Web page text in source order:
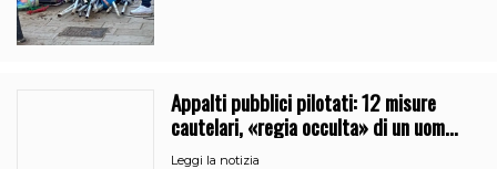
Appalti pubblici pilotati: 12 misure
cautelari, «regia occulta» di un uomo
vicino al clan
Leggi la notizia